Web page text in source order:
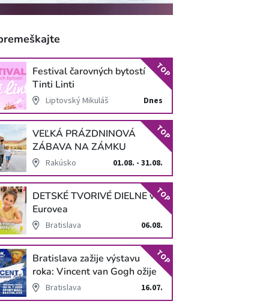
Festival čarovných bytostí
Tinti Linti
Liptovský Mikuláš Dnes
TOP
VEĽKÁ PRÁZDNINOVÁ
ZÁBAVA NA ZÁMKU
SCHLOSS HOF
Rakúsko 01.08. - 31.08.
TOP
DETSKÉ TVORIVÉ DIELNE v
Eurovea
Bratislava 06.08.
TOP
Bratislava zažije výstavu
roka: Vincent van Gogh ožije
v unikátnej imerzívnej šou!
Bratislava 16.07.
TOP